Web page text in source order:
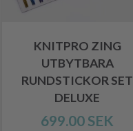
KNITPRO ZING
UTBYTBARA
RUNDSTICKOR SET
DELUXE
699.00 SEK